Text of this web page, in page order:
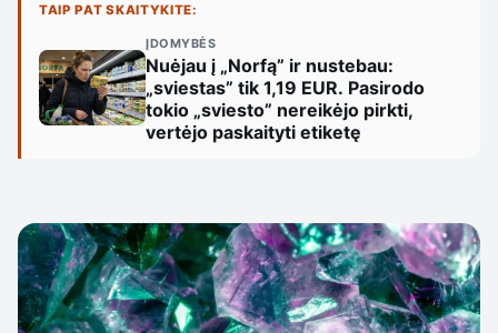
TAIP PAT SKAITYKITE:
ĮDOMYBĖS
Nuėjau į „Norfą” ir nustebau:
„sviestas” tik 1,19 EUR. Pasirodo
tokio „sviesto” nereikėjo pirkti,
vertėjo paskaityti etiketę